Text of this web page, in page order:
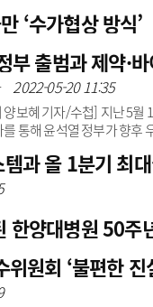
‘수가협상 방식’
부 출범과 제약·
2022-05-20 11:35
보혜 기자/수첩] 지난 5월
통해 윤석열 정부가 향후
오’다. 코로나19 대유행을
을 위한 먹거리이면서 동
과 올 1분기 최
한양대병원 50주
원회 ‘불편한 진